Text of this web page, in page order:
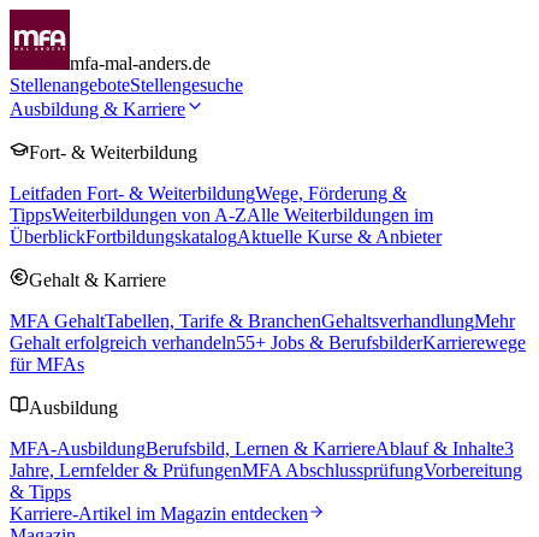
mfa-mal-anders.de
StellenangeboteStellengesuche
Ausbildung & Karriere
Fort- & Weiterbildung
Leitfaden Fort- & WeiterbildungWege, Förderung &
TippsWeiterbildungen von A-ZAlle Weiterbildungen im
ÜberblickFortbildungskatalogAktuelle Kurse & Anbieter
Gehalt & Karriere
MFA GehaltTabellen, Tarife & BranchenGehaltsverhandlungMehr
Gehalt erfolgreich verhandeln55+ Jobs & BerufsbilderKarrierewege
für MFAs
Ausbildung
MFA-AusbildungBerufsbild, Lernen & KarriereAblauf & Inhalte3
Jahre, Lernfelder & PrüfungenMFA AbschlussprüfungVorbereitung
& Tipps
Karriere-Artikel im Magazin entdecken